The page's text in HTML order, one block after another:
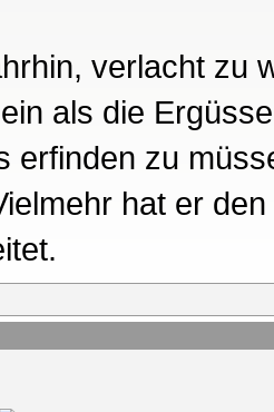
verlacht zu
als die
erfinden zu
hat er